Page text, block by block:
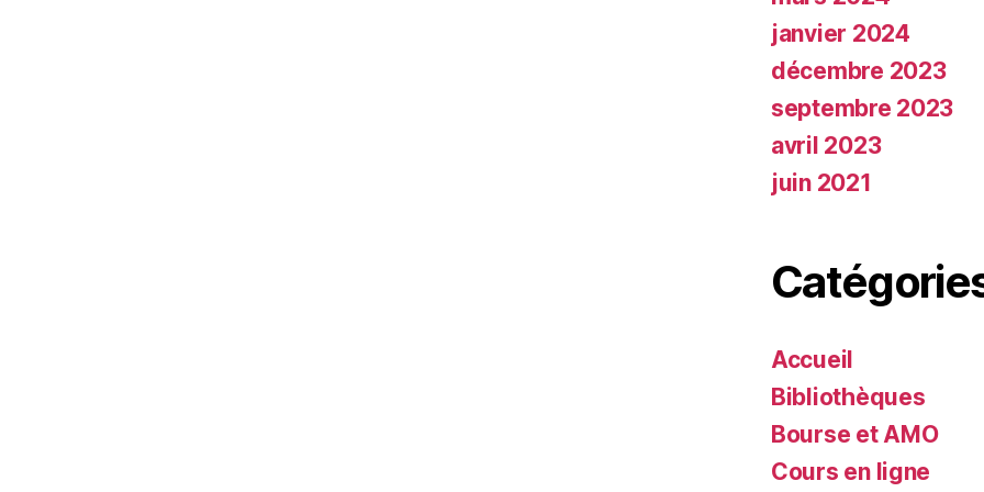
janvier 2024
décembre 2023
septembre 2023
avril 2023
juin 2021
Accueil
Bibliothèques
Bourse et AMO
Cours en ligne